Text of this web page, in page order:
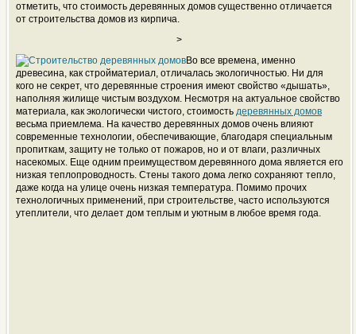
отметить, что стоимость деревянных домов существенно отличается
от строительства домов из кирпича.
>
Во все времена, именно
древесина, как стройматериал, отличалась экологичностью. Ни для
кого не секрет, что деревянные строения имеют свойство «дышать»,
наполняя жилище чистым воздухом. Несмотря на актуальное свойство
материала, как экологически чистого, стоимость деревянных домов
весьма приемлема. На качество деревянных домов очень влияют
современные технологии, обеспечивающие, благодаря специальным
пропиткам, защиту не только от пожаров, но и от влаги, различных
насекомых. Еще одним преимуществом деревянного дома является его
низкая теплопроводность. Стены такого дома легко сохраняют тепло,
даже когда на улице очень низкая температура. Помимо прочих
технологичных применений, при строительстве, часто используются
утеплители, что делает дом теплым и уютным в любое время года.